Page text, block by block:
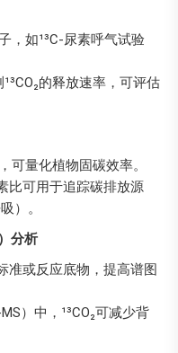
，如¹³C-尿素呼气试验
的释放速率，可评估
可量化植物固碳效率。
比可用于追踪碳排放源
）。
分析
准或反应底物，提高谱图
）中，¹³CO₂可减少背